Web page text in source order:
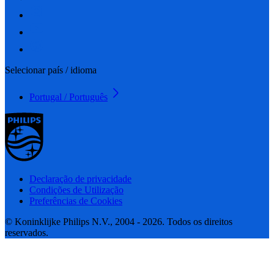
Selecionar país / idioma
Portugal / Português
Declaração de privacidade
Condições de Utilização
Preferências de Cookies
© Koninklijke Philips N.V., 2004 - 2026. Todos os direitos
reservados.